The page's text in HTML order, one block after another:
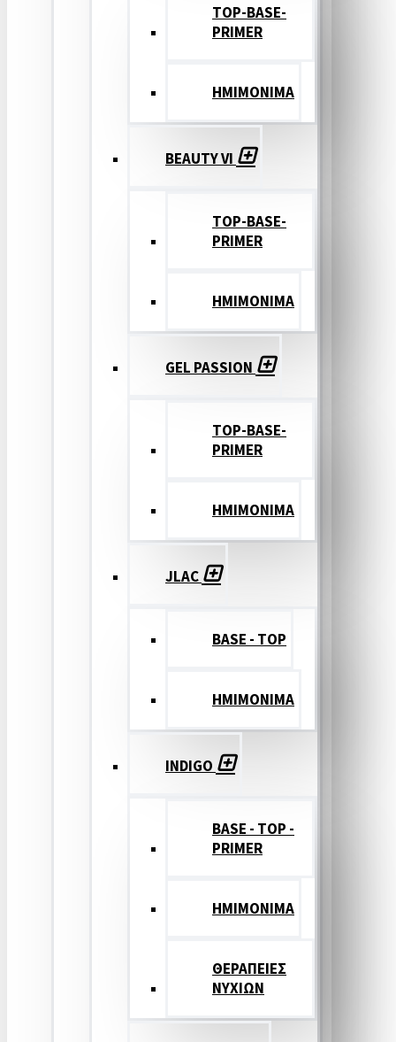
TOP-BASE-
PRIMER
ΗΜΙΜΟΝΙΜΑ
BEAUTY VI
TOP-BASE-
PRIMER
ΗΜΙΜΟΝΙΜΑ
GEL PASSION
TOP-BASE-
PRIMER
ΗΜΙΜΟΝΙΜΑ
JLAC
BASE - TOP
ΗΜΙΜΟΝΙΜΑ
INDIGO
BASE - TOP -
PRIMER
HMIMONIMA
ΘΕΡΑΠΕΙΕΣ
ΝΥΧΙΩΝ